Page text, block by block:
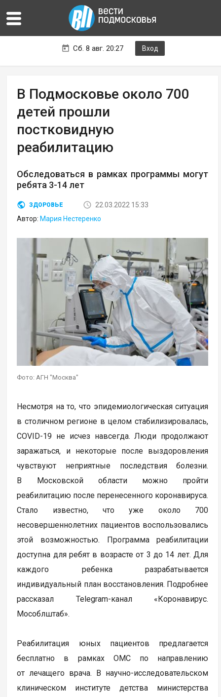
Сб. 8 авг. 20:27 Вход
В Подмосковье около 700
детей прошли
постковидную
реабилитацию
Обследоваться в рамках программы могут
ребята 3-14 лет
ЗДОРОВЬЕ
22.03.2022 15:33
Автор: Мария Нестеренко
Фото: АГН "Москва"
Несмотря на то, что эпидемиологическая ситуация
в столичном регионе в целом стабилизировалась,
COVID-19 не исчез навсегда. Люди продолжают
заражаться, и некоторые после выздоровления
чувствуют неприятные последствия болезни.
В Московской области можно пройти
реабилитацию после перенесенного коронавируса.
Стало известно, что уже около 700
несовершеннолетних пациентов воспользовались
этой возможностью. Программа реабилитации
доступна для ребят в возрасте от 3 до 14 лет. Для
каждого ребенка разрабатывается
индивидуальный план восстановления. Подробнее
рассказал Telegram-канал «Коронавирус.
Мособлштаб».
Реабилитация юных пациентов предлагается
бесплатно в рамках ОМС по направлению
от лечащего врача. В научно-исследовательском
клиническом институте детства министерства